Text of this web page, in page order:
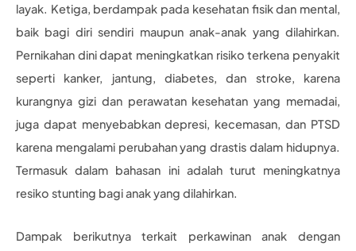
layak. Ketiga, berdampak pada kesehatan fisik dan mental,
baik bagi diri sendiri maupun anak-anak yang dilahirkan.
Pernikahan dini dapat meningkatkan risiko terkena penyakit
seperti kanker, jantung, diabetes, dan stroke, karena
kurangnya gizi dan perawatan kesehatan yang memadai,
juga dapat menyebabkan depresi, kecemasan, dan PTSD
karena mengalami perubahan yang drastis dalam hidupnya.
Termasuk dalam bahasan ini adalah turut meningkatnya
resiko stunting bagi anak yang dilahirkan.
Dampak berikutnya terkait perkawinan anak dengan